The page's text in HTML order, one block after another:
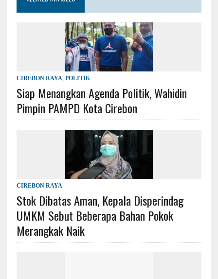
CIREBON RAYA, POLITIK
Siap Menangkan Agenda Politik, Wahidin
Pimpin PAMPD Kota Cirebon
CIREBON RAYA
Stok Dibatas Aman, Kepala Disperindag
UMKM Sebut Beberapa Bahan Pokok
Merangkak Naik